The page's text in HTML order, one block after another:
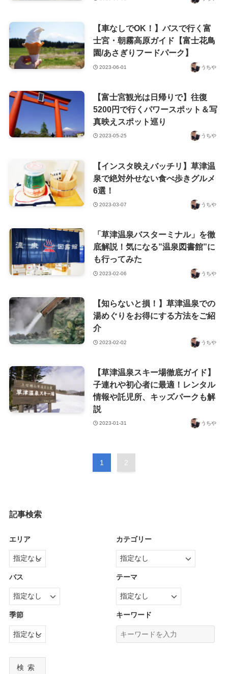
【車なしでOK！】バスで行く富
士宮・朝霧高原ガイド【富士花鳥
園/あさぎりフードパーク】
2023-06-01 うちや
【富士宮観光は日帰りで】往復
5200円で行くパワースポット＆写
真映えスポット巡り
2023-05-25 うちや
【インスタ映えバッチリ】草津温
泉で絶対外せない食べ歩きグルメ
6選！
2023-03-07 うちや
「草津温泉バスターミナル」を徹
底解説！気になる”温泉図書館”に
も行ってみた
2023-02-06 うちや
【知らないと損！】草津温泉での
湯めぐりをお得にする方法をご紹
介
2023-02-02 うちや
【草津温泉スキー場徹底ガイド】
子連れや初心者に最適！レンタル
情報や託児所、キッズパークも解
説
2023-01-31 うちや
1 2
記事検索
エリア カテゴリー
バス テーマ
季節 キーワード
検索